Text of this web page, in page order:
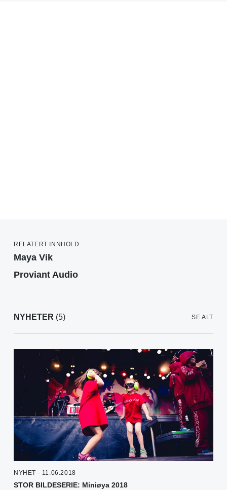
RELATERT INNHOLD
Maya Vik
Proviant Audio
NYHETER (5) SE ALT
NYHET - 11.06.2018
STOR BILDESERIE: Miniøya 2018